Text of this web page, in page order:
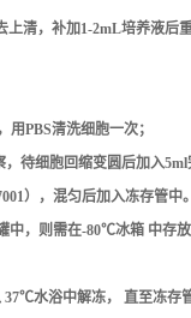
清，补加1-2mL培养液
PBS清洗细胞一次；
待细胞回缩变圆后加入
），混匀后加入冻存管中。
，则需在-80℃冰箱 中存放
水浴中解冻， 直至冻存